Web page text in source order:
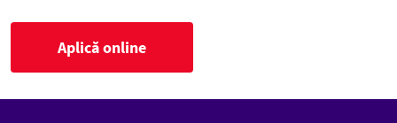
Aplică online